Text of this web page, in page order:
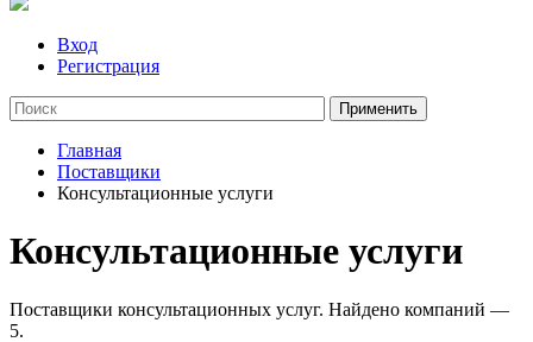
Вход
Регистрация
Главная
Поставщики
Консультационные услуги
Консультационные услуги
Поставщики консультационных услуг. Найдено компаний —
5.